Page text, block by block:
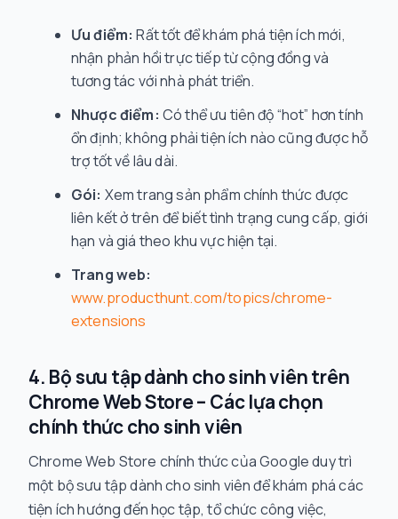
Ưu điểm: Rất tốt để khám phá tiện ích mới,
nhận phản hồi trực tiếp từ cộng đồng và
tương tác với nhà phát triển.
Nhược điểm: Có thể ưu tiên độ “hot” hơn tính
ổn định; không phải tiện ích nào cũng được hỗ
trợ tốt về lâu dài.
Gói: Xem trang sản phẩm chính thức được
liên kết ở trên để biết tình trạng cung cấp, giới
hạn và giá theo khu vực hiện tại.
Trang web:
www.producthunt.com/topics/chrome-
extensions
4. Bộ sưu tập dành cho sinh viên trên
Chrome Web Store – Các lựa chọn
chính thức cho sinh viên
Chrome Web Store chính thức của Google duy trì
một bộ sưu tập dành cho sinh viên để khám phá các
tiện ích hướng đến học tập, tổ chức công việc,